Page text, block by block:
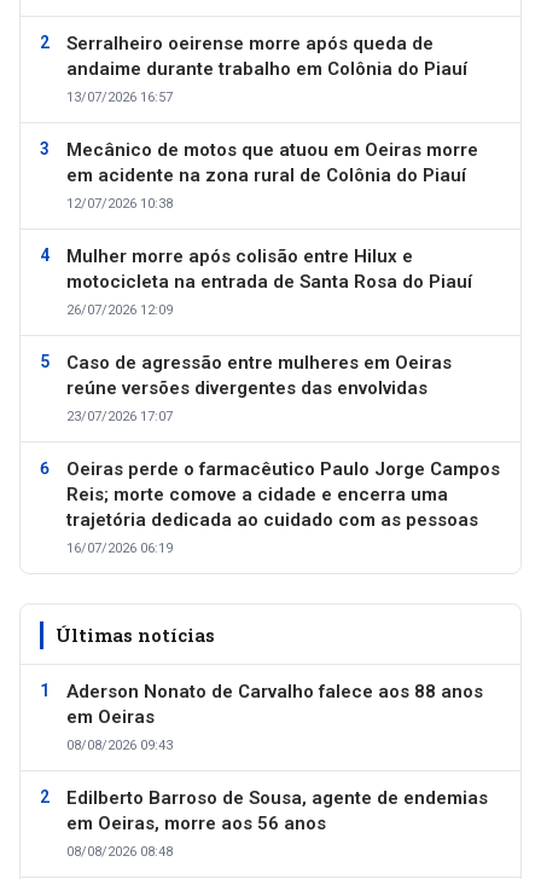
Serralheiro oeirense morre após queda de
andaime durante trabalho em Colônia do Piauí
13/07/2026 16:57
Mecânico de motos que atuou em Oeiras morre
em acidente na zona rural de Colônia do Piauí
12/07/2026 10:38
Mulher morre após colisão entre Hilux e
motocicleta na entrada de Santa Rosa do Piauí
26/07/2026 12:09
Caso de agressão entre mulheres em Oeiras
reúne versões divergentes das envolvidas
23/07/2026 17:07
Oeiras perde o farmacêutico Paulo Jorge Campos
Reis; morte comove a cidade e encerra uma
trajetória dedicada ao cuidado com as pessoas
16/07/2026 06:19
Últimas notícias
Aderson Nonato de Carvalho falece aos 88 anos
em Oeiras
08/08/2026 09:43
Edilberto Barroso de Sousa, agente de endemias
em Oeiras, morre aos 56 anos
08/08/2026 08:48